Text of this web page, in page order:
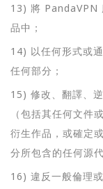
13) 將 PandaVPN
品中；
14) 以任何形式或
任何部分；
15) 修改、翻譯、
（包括其任何文件
衍生作品，或確定
分所包含的任何源
16) 違反一般倫理